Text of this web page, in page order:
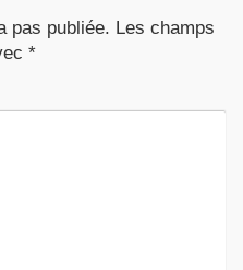
pas publiée. Les champs
*